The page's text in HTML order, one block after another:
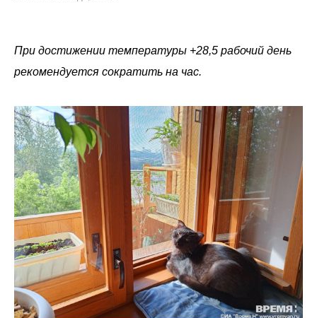
При достижении температуры +28,5 рабочий день
рекомендуется сократить на час.